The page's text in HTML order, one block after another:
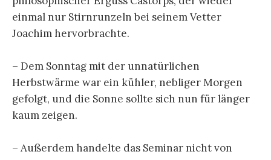
einmal nur Stirnrunzeln bei seinem Vetter
Joachim hervorbrachte.
– Dem Sonntag mit der unnatürlichen
Herbstwärme war ein kühler, nebliger Morgen
gefolgt, und die Sonne sollte sich nun für länger
kaum zeigen.
– Außerdem handelte das Seminar nicht von